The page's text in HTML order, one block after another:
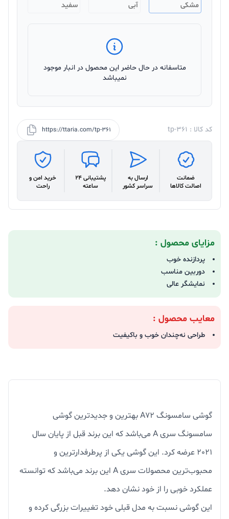
مشکی
آبی سفید
متاسفانه در حال حاضر این محصول در انبار موجود
نمیباشد
کد کالا : tp-361 https://ttaria.com/tp-361
ضمانت
اصالت کالاها
ارسال به
سراسر کشور
پشتیبانی 24
ساعته
خرید امن و
راحت
مزایای محصول :
پردازنده خوب
دوربین مناسب
نمایشگر عالی
معایب محصول :
طراحی نه‌چندان خوب و باکیفیت
گوشی سامسونگ A72 بهترین و جدیدترین گوشی
سامسونگ سری A می‌باشد که این برند قبل از پایان سال
2021 عرضه کرد. این گوشی یکی از پرطرفدارترین و
محبوب‌ترین محصولات سری A این برند می‌باشد که توانسته
عملکرد خوبی را از خود نشان دهد.
این گوشی نسبت به مدل قبلی خود تغییرات بزرگی کرده و